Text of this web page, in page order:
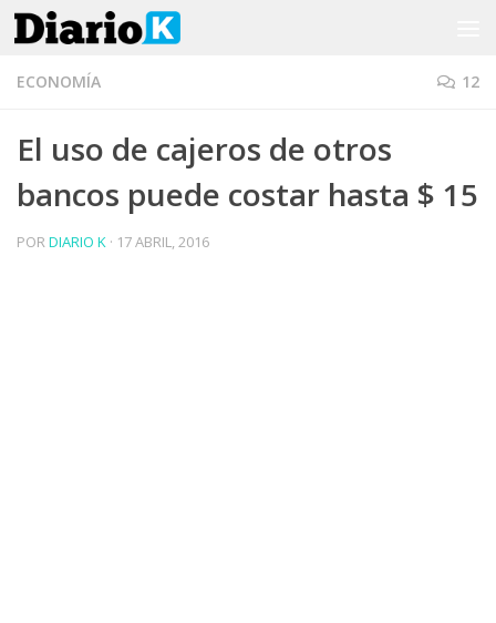
Saltar al contenido
ECONOMÍA 12
El uso de cajeros de otros
bancos puede costar hasta $ 15
PORDIARIO K · 17 ABRIL, 2016